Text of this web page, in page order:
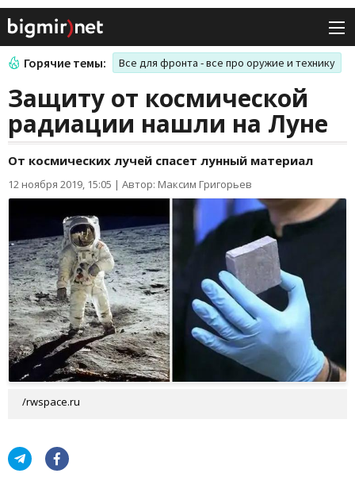
Горячие темы: Все для фронта - все про оружие и технику
Защиту от космической
радиации нашли на Луне
От космических лучей спасет лунный материал
12 ноября 2019, 15:05 | Автор: Максим Григорьев
/rwspace.ru